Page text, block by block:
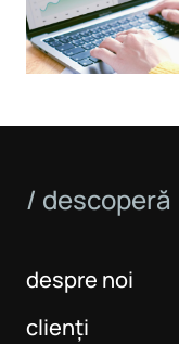
/ descoperă
despre noi
clienți